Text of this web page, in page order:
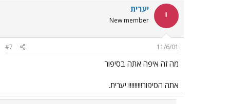
י יערית
New member
11/6/01
#7
מה זה איפה אתה בסיפור
אתה הסיפור!!!!!!!!! יערית.